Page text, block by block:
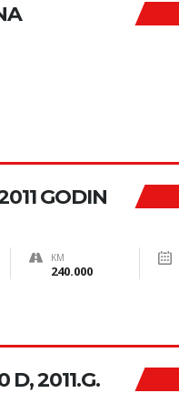
GODIN
KM
240.000
D, 2011.G.